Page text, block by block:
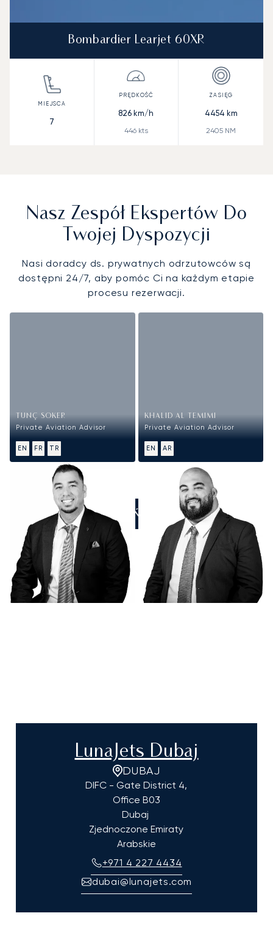
Bombardier Learjet 60XR
7
826 km/h
446kts
4454 km
2405 NM
Nasz Zespół Ekspertów Do
Twojej Dyspozycji
Nasi doradcy ds. prywatnych odrzutowców są
dostępni 24/7, aby pomóc Ci na każdym etapie
procesu rezerwacji.
TUNÇ SOKER
Private Aviation Advisor
EN FR TR
KHALID AL TEMIMI
Private Aviation Advisor
EN AR
ZADZWOŃ DO NAS
LunaJets Dubaj
DUBAJ
DIFC - Gate District 4,
Office B03
Dubaj
Zjednoczone Emiraty
Arabskie
+971 4 227 4434
dubai@lunajets.com